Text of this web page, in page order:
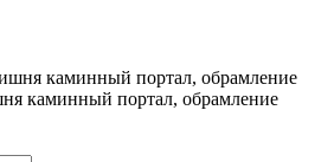
каминный портал, обрамление